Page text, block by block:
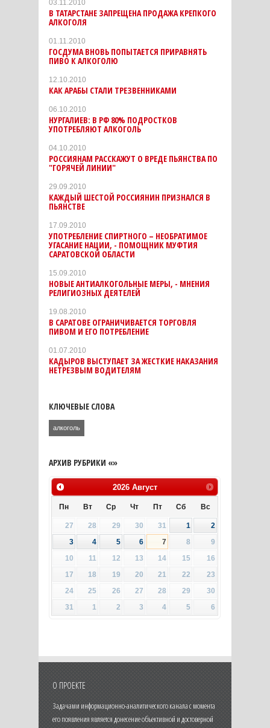
03.11.2010
В ТАТАРСТАНЕ ЗАПРЕЩЕНА ПРОДАЖА КРЕПКОГО
АЛКОГОЛЯ
01.11.2010
ГОСДУМА ВНОВЬ ПОПЫТАЕТСЯ ПРИРАВНЯТЬ
ПИВО К АЛКОГОЛЮ
12.10.2010
КАК АРАБЫ СТАЛИ ТРЕЗВЕННИКАМИ
06.10.2010
НУРГАЛИЕВ: В РФ 80% ПОДРОСТКОВ
УПОТРЕБЛЯЮТ АЛКОГОЛЬ
04.10.2010
РОССИЯНАМ РАССКАЖУТ О ВРЕДЕ ПЬЯНСТВА ПО
"ГОРЯЧЕЙ ЛИНИИ"
29.09.2010
КАЖДЫЙ ШЕСТОЙ РОССИЯНИН ПРИЗНАЛСЯ В
ПЬЯНСТВЕ
17.09.2010
УПОТРЕБЛЕНИЕ СПИРТНОГО – НЕОБРАТИМОЕ
УГАСАНИЕ НАЦИИ, - ПОМОЩНИК МУФТИЯ
САРАТОВСКОЙ ОБЛАСТИ
15.09.2010
НОВЫЕ АНТИАЛКОГОЛЬНЫЕ МЕРЫ, - МНЕНИЯ
РЕЛИГИОЗНЫХ ДЕЯТЕЛЕЙ
19.08.2010
В САРАТОВЕ ОГРАНИЧИВАЕТСЯ ТОРГОВЛЯ
ПИВОМ И ЕГО ПОТРЕБЛЕНИЕ
01.07.2010
КАДЫРОВ ВЫСТУПАЕТ ЗА ЖЕСТКИЕ НАКАЗАНИЯ
НЕТРЕЗВЫМ ВОДИТЕЛЯМ
КЛЮЧЕВЫЕ СЛОВА
алкоголь
АРХИВ РУБРИКИ «»
2026 Август
Пн Вт Ср Чт Пт Сб Вс
27 28 29 30 31 1
2
3
4 5 6 7 8
9
10
11 12 13 14 15
16
17
18 19 20 21 22
23
24
25 26 27 28 29
30
31
1 2 3 4 5 6
О ПРОЕКТЕ
Задачами информационно-аналитического канала с момента
его появления является донесение объективной и достоверной